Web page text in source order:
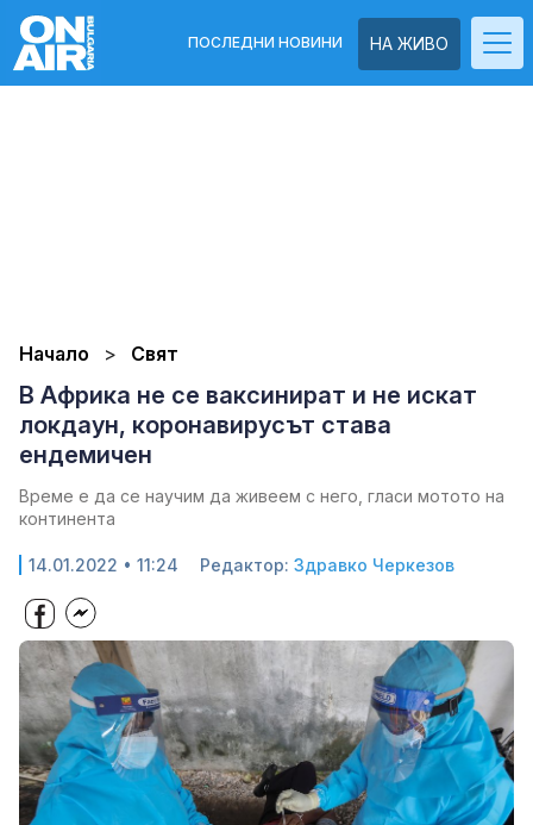
НА ЖИВО
ПОСЛЕДНИ НОВИНИ
Начало Свят
В Африка не се ваксинират и не искат
локдаун, коронавирусът става
ендемичен
Време е да се научим да живеем с него, гласи мотото на
континента
14.01.2022 • 11:24 Редактор: Здравко Черкезов